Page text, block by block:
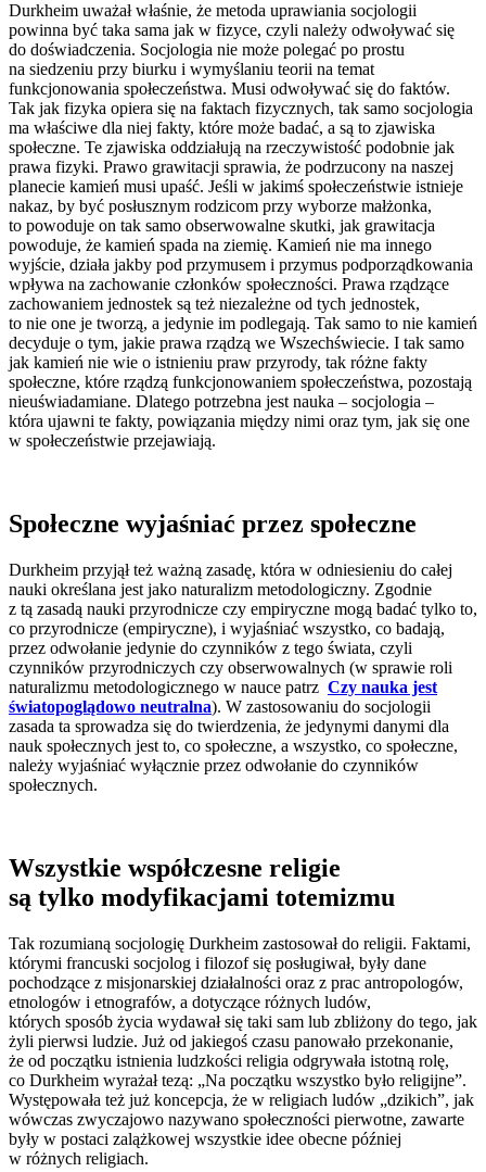
Durkheim uważał właśnie, że metoda uprawiania socjologii
powinna być taka sama jak w fizyce, czyli należy odwoływać się
do doświadczenia. Socjologia nie może polegać po prostu
na siedzeniu przy biurku i wymyślaniu teorii na temat
funkcjonowania społeczeństwa. Musi odwoływać się do faktów.
Tak jak fizyka opiera się na faktach fizycznych, tak samo socjologia
ma właściwe dla niej fakty, które może badać, a są to zjawiska
społeczne. Te zjawiska oddziałują na rzeczywistość podobnie jak
prawa fizyki. Prawo grawitacji sprawia, że podrzucony na naszej
planecie kamień musi upaść. Jeśli w jakimś społeczeństwie istnieje
nakaz, by być posłusznym rodzicom przy wyborze małżonka,
to powoduje on tak samo obserwowalne skutki, jak grawitacja
powoduje, że kamień spada na ziemię. Kamień nie ma innego
wyjście, działa jakby pod przymusem i przymus podporządkowania
wpływa na zachowanie członków społeczności. Prawa rządzące
zachowaniem jednostek są też niezależne od tych jednostek,
to nie one je tworzą, a jedynie im podlegają. Tak samo to nie kamień
decyduje o tym, jakie prawa rządzą we Wszechświecie. I tak samo
jak kamień nie wie o istnieniu praw przyrody, tak różne fakty
społeczne, które rządzą funkcjonowaniem społeczeństwa, pozostają
nieuświadamiane. Dlatego potrzebna jest nauka – socjologia –
która ujawni te fakty, powiązania między nimi oraz tym, jak się one
w społeczeństwie przejawiają.
Społeczne wyjaśniać przez społeczne
Durkheim przyjął też ważną zasadę, która w odniesieniu do całej
nauki określana jest jako naturalizm metodologiczny. Zgodnie
z tą zasadą nauki przyrodnicze czy empiryczne mogą badać tylko to,
co przyrodnicze (empiryczne), i wyjaśniać wszystko, co badają,
przez odwołanie jedynie do czynników z tego świata, czyli
czynników przyrodniczych czy obserwowalnych (w sprawie roli
naturalizmu metodologicznego w nauce patrz Czy nauka jest
światopoglądowo neutralna). W zastosowaniu do socjologii
zasada ta sprowadza się do twierdzenia, że jedynymi danymi dla
nauk społecznych jest to, co społeczne, a wszystko, co społeczne,
należy wyjaśniać wyłącznie przez odwołanie do czynników
społecznych.
Wszystkie współczesne religie
są tylko modyfikacjami totemizmu
Tak rozumianą socjologię Durkheim zastosował do religii. Faktami,
którymi francuski socjolog i filozof się posługiwał, były dane
pochodzące z misjonarskiej działalności oraz z prac antropologów,
etnologów i etnografów, a dotyczące różnych ludów,
których sposób życia wydawał się taki sam lub zbliżony do tego, jak
żyli pierwsi ludzie. Już od jakiegoś czasu panowało przekonanie,
że od początku istnienia ludzkości religia odgrywała istotną rolę,
co Durkheim wyrażał tezą: „Na początku wszystko było religijne”.
Występowała też już koncepcja, że w religiach ludów „dzikich”, jak
wówczas zwyczajowo nazywano społeczności pierwotne, zawarte
były w postaci zalążkowej wszystkie idee obecne później
w różnych religiach.